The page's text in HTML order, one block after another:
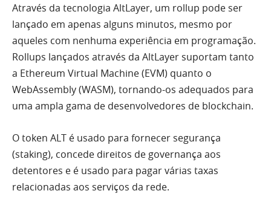
Através da tecnologia AltLayer, um rollup pode ser
lançado em apenas alguns minutos, mesmo por
aqueles com nenhuma experiência em programação.
Rollups lançados através da AltLayer suportam tanto
a Ethereum Virtual Machine (EVM) quanto o
WebAssembly (WASM), tornando-os adequados para
uma ampla gama de desenvolvedores de blockchain.
O token ALT é usado para fornecer segurança
(staking), concede direitos de governança aos
detentores e é usado para pagar várias taxas
relacionadas aos serviços da rede.